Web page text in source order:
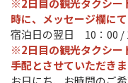
時に、メッセージ欄に
宿泊日の翌日 10：00 /
※2日目の観光タクシー
手配とさせていただきま